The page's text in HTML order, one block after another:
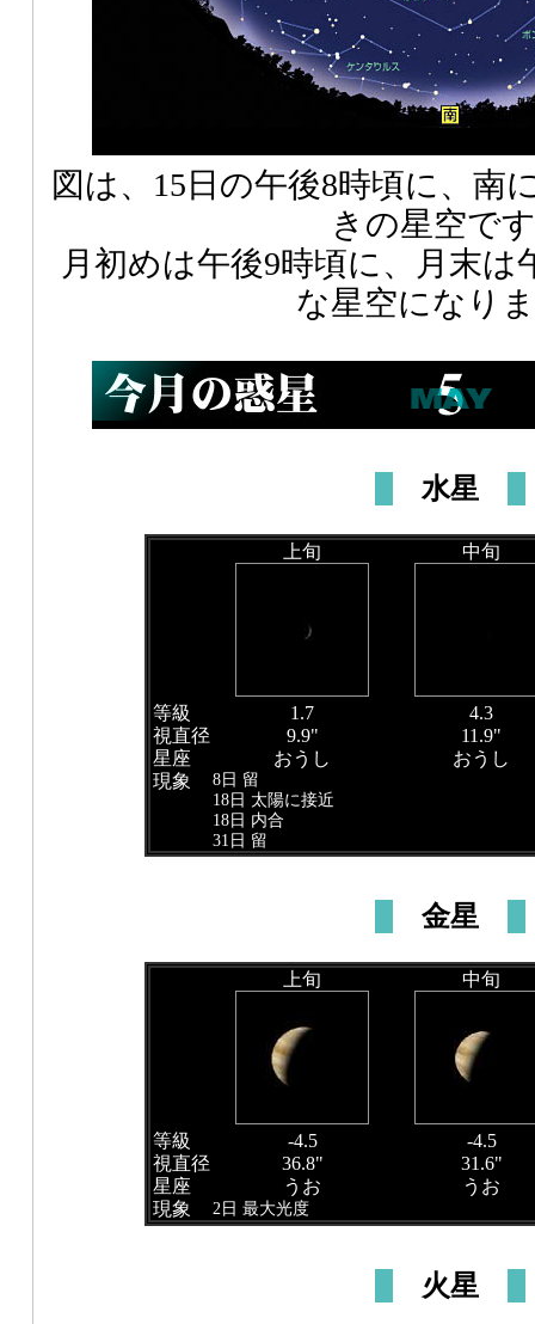
図は、15日の午後8時頃に、南
きの星空で
月初めは午後9時頃に、月末は
な星空になり
水星
上旬 中旬
等級 1.7
4.3
視直径
9.9"
11.9"
星座
おうし
おうし
現象
8日 留
18日 太陽に接近
18日 内合
31日 留
金星
上旬 中旬
等級 -4.5
-4.5
視直径
36.8"
31.6"
星座
うお
うお
現象
2日 最大光度
火星